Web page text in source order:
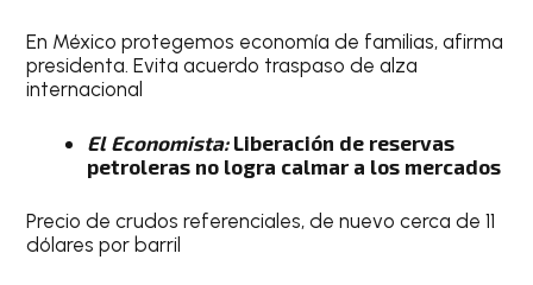
En México protegemos economía de familias, afirma
presidenta. Evita acuerdo traspaso de alza
internacional
El Economista:Liberación de reservas
petroleras no logra calmar a los mercados
Precio de crudos referenciales, de nuevo cerca de 11
dólares por barril